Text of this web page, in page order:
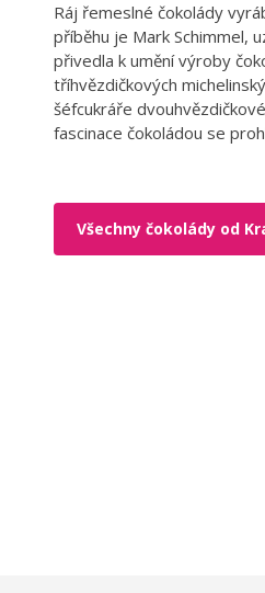
Ráj řemeslné čokolády
příběhu je Mark Schimmel,
přivedla k umění výroby
tříhvězdičkových
šéfcukráře
fascinace čokoládou se
Všechny čokolády od